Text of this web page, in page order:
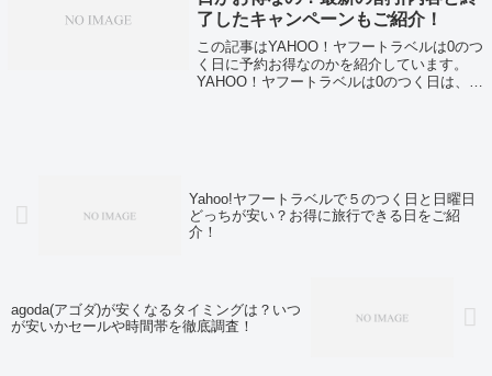
了したキャンペーンもご紹介！
この記事はYAHOO！ヤフートラベルは0のつ
く日に予約お得なのかを紹介しています。
YAHOO！ヤフートラベルは0のつく日は、楽
Yahoo!ヤフートラベルで５のつく日と日曜日
どっちが安い？お得に旅行できる日をご紹
介！
agoda(アゴダ)が安くなるタイミングは？いつ
が安いかセールや時間帯を徹底調査！